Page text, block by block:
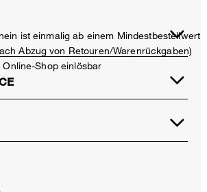
ist einmalig ab einem Mindestbestellwert
Abzug von Retouren/Warenrückgaben)
Shop einlösbar